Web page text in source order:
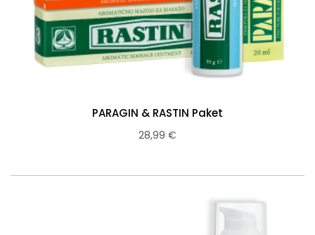
PARAGIN & RASTIN Paket
28,99 €